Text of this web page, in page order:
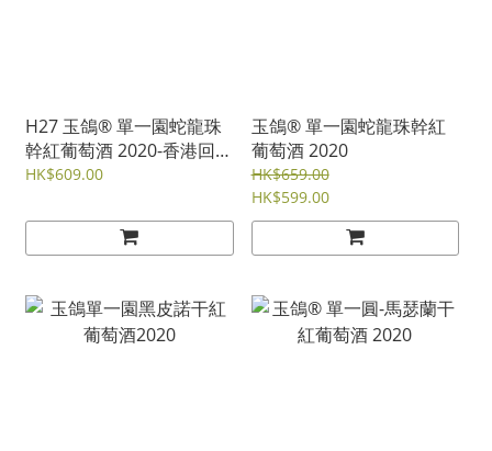
H27 玉鴿® 單一園蛇龍珠
幹紅葡萄酒 2020-香港回歸
27年紀念版
HK$609.00
玉鴿® 單一園蛇龍珠幹紅
葡萄酒 2020
HK$659.00
HK$599.00